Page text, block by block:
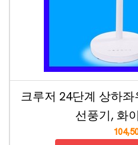
크루저 24단계 상하
선풍기, 화